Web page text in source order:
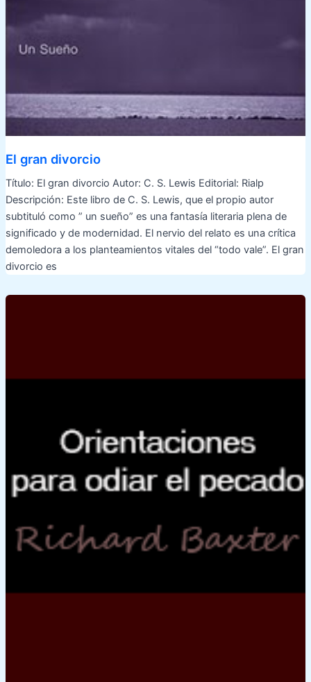
El gran divorcio
Título: El gran divorcio Autor: C. S. Lewis Editorial: Rialp
Descripción: Este libro de C. S. Lewis, que el propio autor
subtituló como ” un sueño” es una fantasía literaria plena de
significado y de modernidad. El nervio del relato es una crítica
demoledora a los planteamientos vitales del “todo vale”. El gran
divorcio es